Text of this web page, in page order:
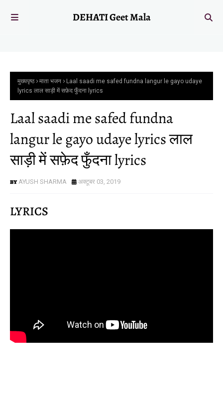
DEHATI Geet Mala
मुख्यपृष्ठ माता भजन
Laal saadi me safed fundna langur le gayo udaye
lyrics लाल साड़ी में सफ़ेद फुँदना lyrics
Laal saadi me safed fundna
langur le gayo udaye lyrics लाल
साड़ी में सफ़ेद फुँदना lyrics
AYUSH SHARMA अक्टूबर 03, 2019
LYRICS